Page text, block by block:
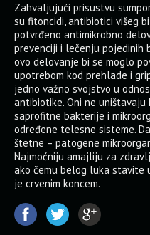
Zahvaljujući prisustvu
su fitoncidi, antibiotici višeg
potvrđeno antimikrobno
prevenciji i lečenju pojedinih
ovo delovanje bi se moglo
upotrebom kod prehlade i
jedno važno svojstvo u
antibiotike. Oni ne
saprofitne bakterije i
određene telesne sisteme.
štetne – patogene
Najmoćniju amajliju za
ako čemu belog luka stavite
je crvenim koncem.